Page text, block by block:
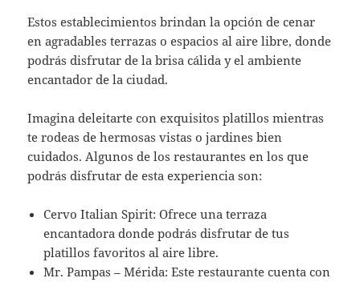
Estos establecimientos brindan la opción de cenar
en agradables terrazas o espacios al aire libre, donde
podrás disfrutar de la brisa cálida y el ambiente
encantador de la ciudad.
Imagina deleitarte con exquisitos platillos mientras
te rodeas de hermosas vistas o jardines bien
cuidados. Algunos de los restaurantes en los que
podrás disfrutar de esta experiencia son:
Cervo Italian Spirit: Ofrece una terraza
encantadora donde podrás disfrutar de tus
platillos favoritos al aire libre.
Mr. Pampas – Mérida: Este restaurante cuenta con